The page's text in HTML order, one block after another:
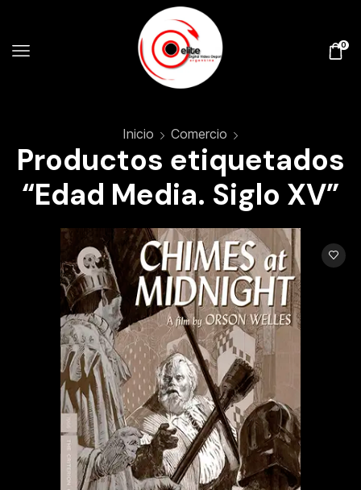
0
Inicio Comercio
Productos etiquetados
“Edad Media. Siglo XV”